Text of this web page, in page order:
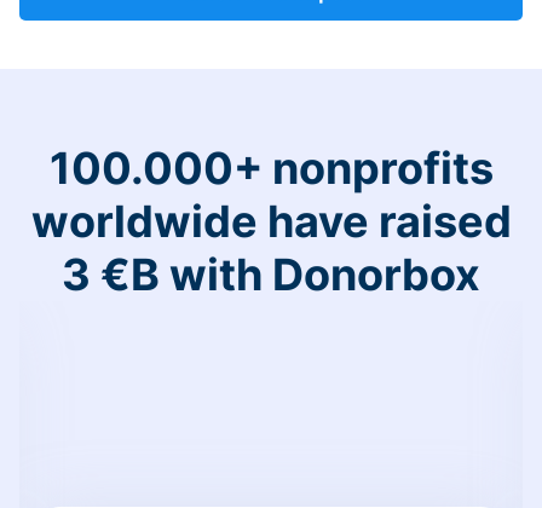
100.000+ nonprofits
worldwide have raised
3 €B with Donorbox